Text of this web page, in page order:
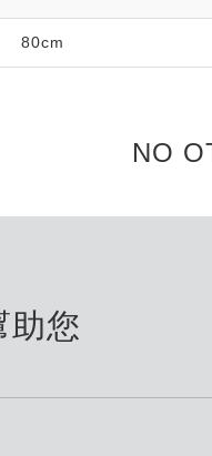
80cm
NO
助您